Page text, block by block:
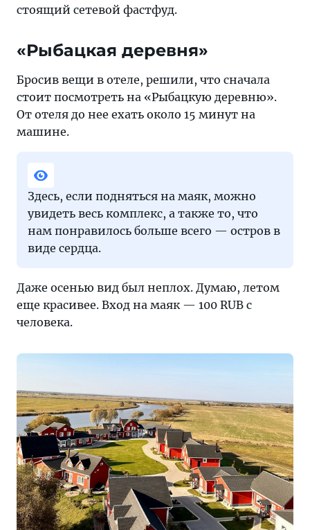
стоящий сетевой фастфуд.
«Рыбацкая деревня»
Бросив вещи в отеле, решили, что сначала
стоит посмотреть на «Рыбацкую деревню».
От отеля до нее ехать около 15 минут на
машине.
Здесь, если подняться на маяк, можно
увидеть весь комплекс, а также то, что
нам понравилось больше всего — остров в
виде сердца.
Даже осенью вид был неплох. Думаю, летом
еще красивее. Вход на маяк — 100 RUB с
человека.